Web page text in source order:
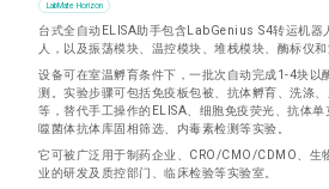
LabMate Horizon
台式全自动ELISA助手包含LabGenius S4转运机
人，以及振荡模块、温控模块、堆栈模块、酶标仪和
设备可在室温孵育条件下，一批次自动完成1-4块以
测。实验步骤可包括免疫板包被、抗体孵育、洗涤
等，替代手工操作的ELISA、细胞免疫荧光、抗体单
噬菌体抗体库固相筛选、内毒素检测等实验。
它可被广泛用于制药企业、CRO/CMO/CDMO、生
业的研发及质控部门、临床检验等实验室。